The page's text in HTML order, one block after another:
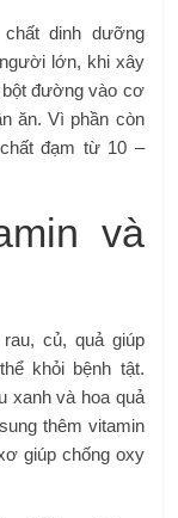
dinh dưỡng
lớn, khi xây
bột đường vào cơ
ăn. Vì phần còn
đạm từ 10 –
và
củ, quả giúp
khỏi bệnh tật.
xanh và hoa quả
thêm vitamin
giúp chống oxy